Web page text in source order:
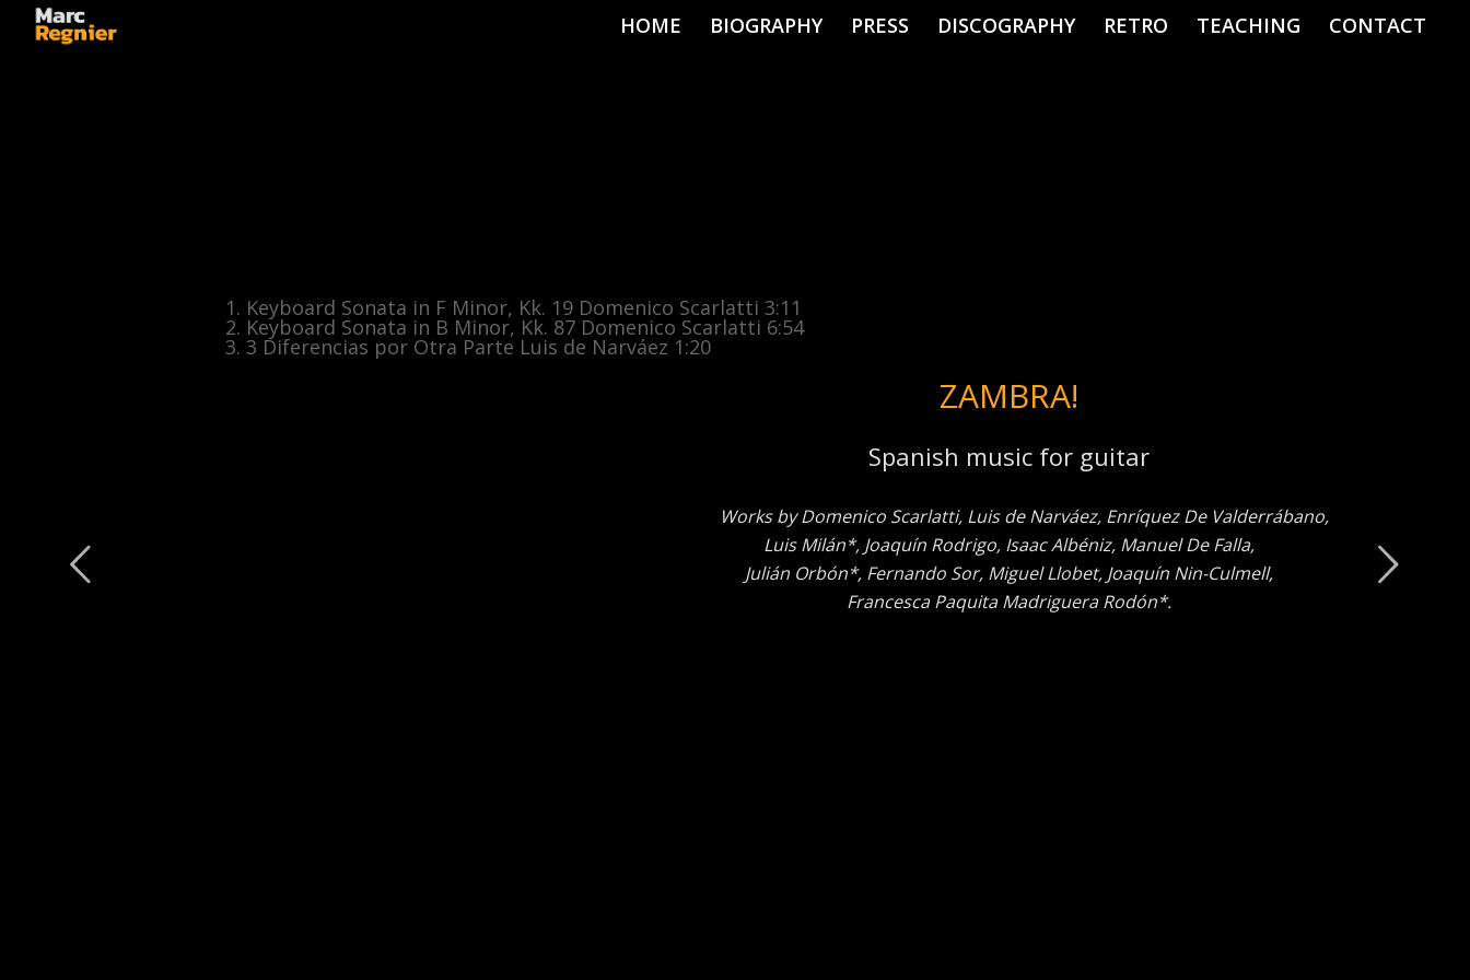
HOME BIOGRAPHY PRESS DISCOGRAPHY RETRO TEACHING CONTACT
ZAMBRA!
Spanish music for guitar
Works by Domenico Scarlatti, Luis de Narváez, Enríquez De Valderrábano,
Luis Milán*, Joaquín Rodrigo, Isaac Albéniz, Manuel De Falla,
Julián Orbón*, Fernando Sor, Miguel Llobet, Joaquín Nin-Culmell,
Francesca Paquita Madriguera Rodón*.
Keyboard Sonata in F Minor, Kk. 19 Domenico Scarlatti 3:11
Keyboard Sonata in B Minor, Kk. 87 Domenico Scarlatti 6:54
3 Diferencias por Otra Parte Luis de Narváez 1:20